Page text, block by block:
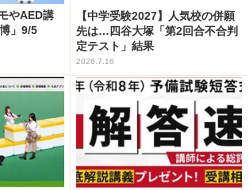
やAED講
」9/5
【中学受験2027】人気校の併願
先は…四谷大塚「第2回合不合判
定テスト」結果
2026.7.16